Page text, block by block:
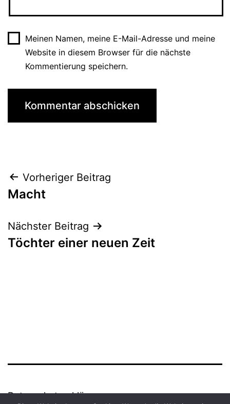
Meinen Namen, meine E-Mail-Adresse und meine
Website in diesem Browser für die nächste
Kommentierung speichern.
Beitrags-
Navigation
Vorheriger Beitrag
Macht
Nächster Beitrag
Töchter einer neuen Zeit
Datenschutzerklärung